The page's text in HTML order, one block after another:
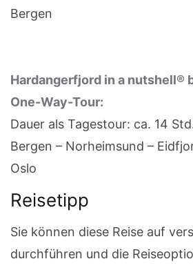
Bergen
Hardangerfjord in a nutshell®
One-Way-Tour:
Dauer als Tagestour: ca. 14
Bergen – Norheimsund –
Oslo
Reisetipp
Sie können diese Reise auf
durchführen und die